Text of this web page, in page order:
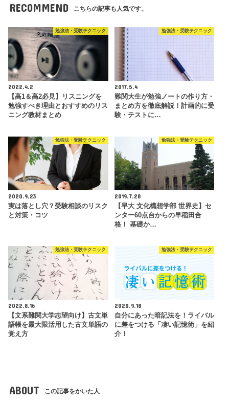
RECOMMEND こちらの記事も人気です。
勉強法・受験テクニック
2022.4.2
【高1＆高2必見】リスニングを
勉強すべき理由とおすすめのリス
ニング教材まとめ
勉強法・受験テクニック
2017.5.4
難関大生が勉強ノートの作り方・
まとめ方を徹底解説！計画的に受
験・テストに…
勉強法・受験テクニック
2020.9.23
実は落とし穴？受験相談のリスク
と対策・コツ
勉強法・受験テクニック
2019.7.28
【早大 文化構想学部 世界史】セ
ンター60点台からの早稲田合
格！ 基礎か…
勉強法・受験テクニック
2022.8.16
【文系難関大学志望向け】古文単
語帳を最大限活用した古文単語の
覚え方
勉強法・受験テクニック
2020.9.18
自分にあった暗記法を！ライバル
に差をつける「凄い記憶術」を紹
介！
ABOUT この記事をかいた人